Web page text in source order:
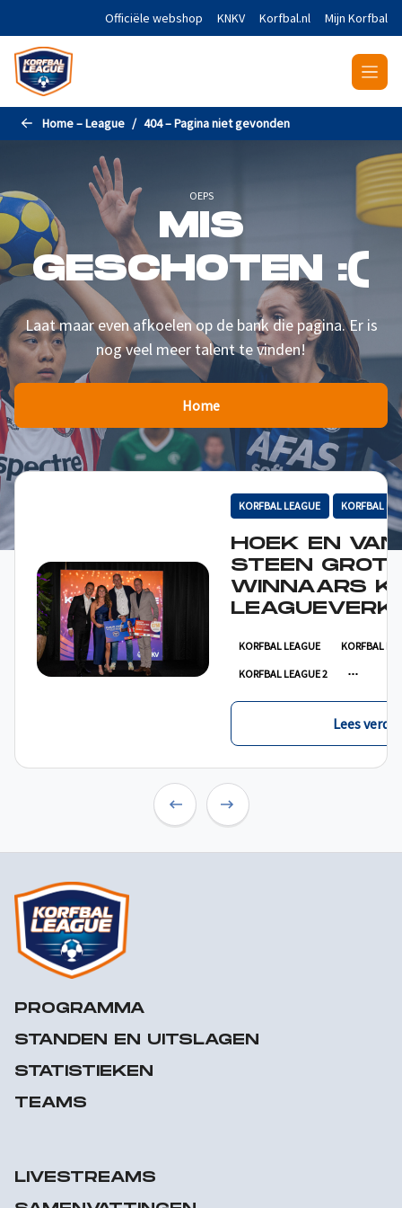
Naar de hoofdinhoud gaanOfficiële webshop KNKV Korfbal.nl Mijn Korfbal
Home – League 404 – Pagina niet gevonden
OEPS
MIS
GESCHOTEN :(
Laat maar even afkoelen op de bank die pagina. Er is
nog veel meer talent te vinden!
Home
KORFBAL LEAGUE KORFBAL
HOEK EN VAN
STEEN
WINNAARS
KORFBAL LEAGUE KORFBAL
KORFBAL LEAGUE 2
Lees verder
PROGRAMMA
STANDEN EN UITSLAGEN
STATISTIEKEN
TEAMS
LIVESTREAMS